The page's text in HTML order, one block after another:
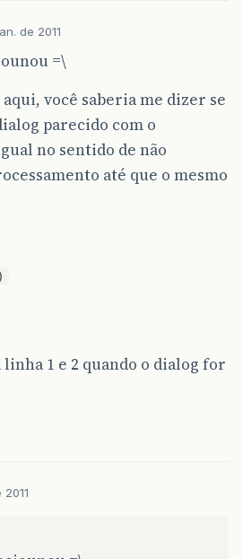
de 2011
=\
você saberia me dizer se
parecido com o
no sentido de não
até que o mesmo
linha 1 e 2 quando o dialog for